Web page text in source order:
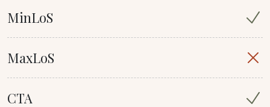
MinLoS
MaxLoS
CTA